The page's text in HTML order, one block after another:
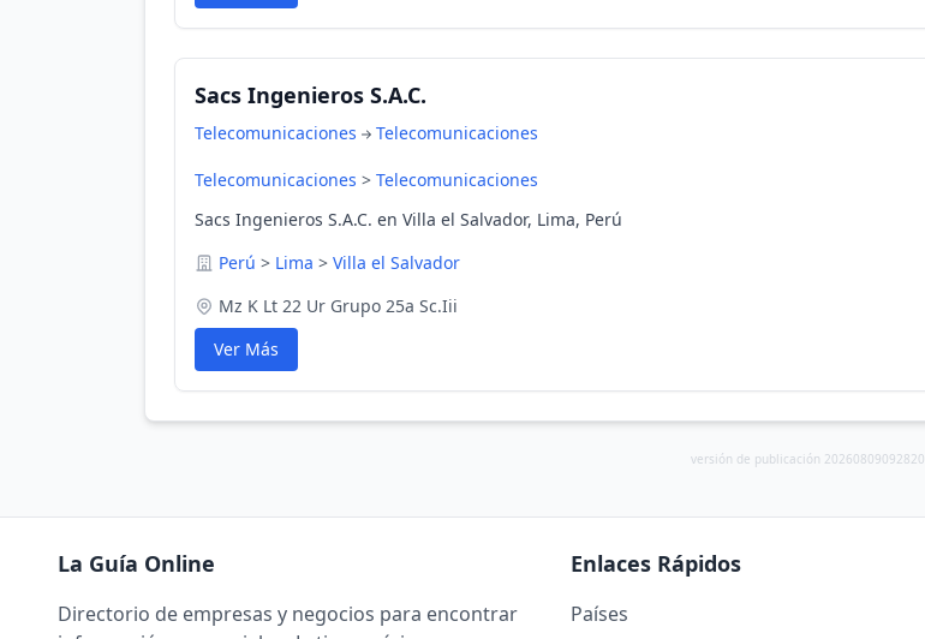
Sacs Ingenieros S.A.C.
Telecomunicaciones Telecomunicaciones
Telecomunicaciones > Telecomunicaciones
Sacs Ingenieros S.A.C. en Villa el Salvador, Lima, Perú
Perú > Lima > Villa el Salvador
Mz K Lt 22 Ur Grupo 25a Sc.Iii
Ver Más
versión de publicación 20260809092820
La Guía Online
Directorio de empresas y negocios para encontrar
Enlaces Rápidos
Países